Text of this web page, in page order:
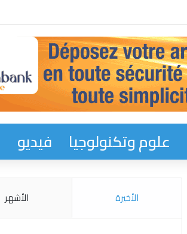
علوم وتكنولوجيا فيديو
الأخيرة الأشهر